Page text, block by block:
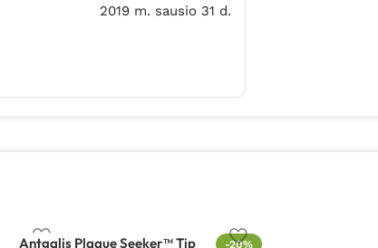
2019 m. sausio 31 d.
Antgalis Plaque Seeker™ Tip
-20%